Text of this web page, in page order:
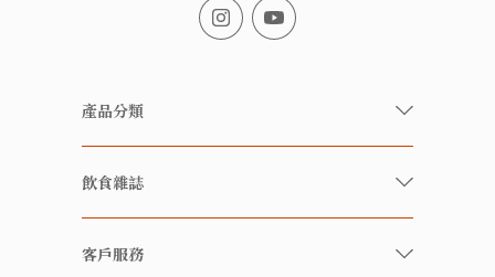
產品分類
有機/無農藥新鮮蔬果
有機 / 無添加飲品
飲食雜誌
快樂家庭 飲食雜誌
客戶服務